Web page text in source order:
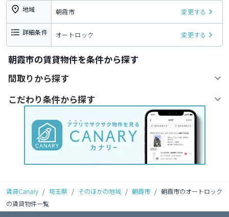
地域 朝霞市 変更する
詳細条件 オートロック 変更する
朝霞市の賃貸物件を条件から探す
間取りから探す
こだわり条件から探す
賃貸Canary / 埼玉県 / そのほかの地域 / 朝霞市 / 朝霞市のオートロック
の賃貸物件一覧